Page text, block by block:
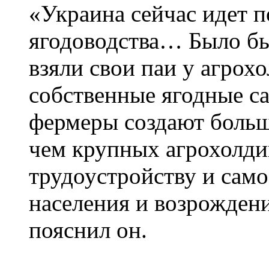
«Украина сейчас идет
ягодоводства… Было
взяли свои паи у
собственные ягодные
фермеры создают
чем крупных
трудоустройству и
населения и
пояснил он.